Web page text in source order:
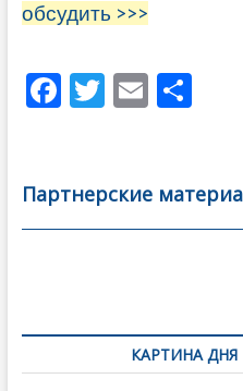
обсудить >>>
F
b
o
T
er
E
l
О
а
в
Партнерские
по
записямКАРТИНА ДНЯ